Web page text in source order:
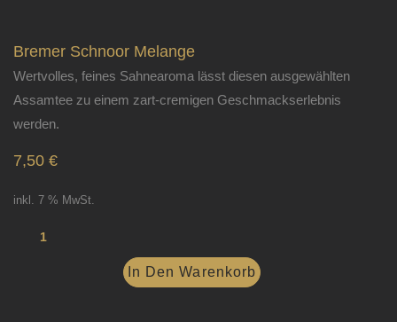
Bremer Schnoor Melange
Wertvolles, feines Sahnearoma lässt diesen ausgewählten
Assamtee zu einem zart-cremigen Geschmackserlebnis
werden.
7,50 €
inkl. 7 % MwSt.
In Den Warenkorb